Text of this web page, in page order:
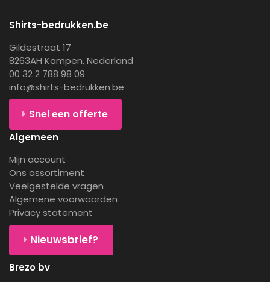
Shirts-bedrukken.be
Gildestraat 17
8263AH Kampen, Nederland
00 32 2 788 98 09
info@shirts-bedrukken.be
Snel een offerte
Algemeen
Mijn account
Ons assortiment
Veelgestelde vragen
Algemene voorwaarden
Privacy statement
Nieuwsbrief?
Brezo bv